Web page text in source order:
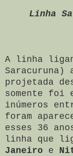
Linha
A linha
Saracuruna)
projetada
somente foi
inúmeros
foram
esses 36
linha que
Janeiro e